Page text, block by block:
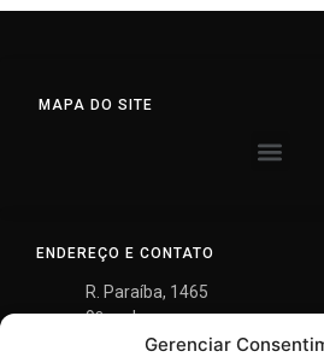
Gerenciar
ENDEREÇO E CONTATO
R. Paraíba, 1465
9º andar
Savassi, Belo Horizonte
MAPA DO SITE